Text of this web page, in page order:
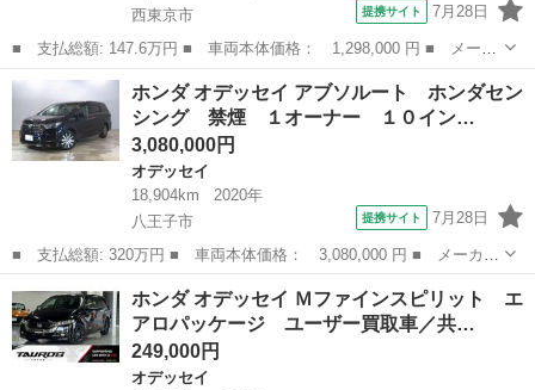
西東京市
提携サイト 7月28日
■ 支払総額: 147.6万円 ■ 車両本体価格： 1,298,000 円 ■ メーカ
ー名： ホンダ ■ 車種名： オデッセイ ■ グレード名： アブソ
ルート・アドバンス 禁煙車ホンダセンシング サイドエアバッグシ
ステム ...
西東京市 オデッセイ
ホンダ オデッセイ アブソルート ホンダセン
シング 禁煙 １オーナー １０イン…
3,080,000円
オデッセイ
18,904km
2020年
八王子市
提携サイト 7月28日
■ 支払総額: 320万円 ■ 車両本体価格： 3,080,000 円 ■ メーカー
名： ホンダ ■ 車種名： オデッセイ ■ グレード名： アブソル
ート ホンダセンシング 禁煙 １オーナー １０インチナビ 全方
位カメラ ...
オデッセイ
ホンダ オデッセイ Ｍファインスピリット エ
アロパッケージ ユーザー買取車／共…
249,000円
オデッセイ